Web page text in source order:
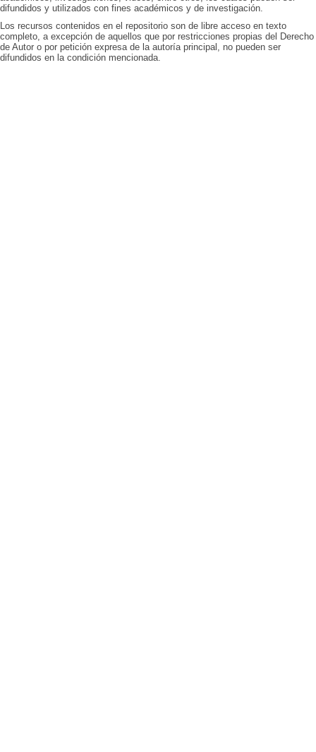
difundidos y utilizados con fines académicos y de investigación.
Los recursos contenidos en el repositorio son de libre acceso en texto
completo, a excepción de aquellos que por restricciones propias del Derecho
de Autor o por petición expresa de la autoría principal, no pueden ser
difundidos en la condición mencionada.